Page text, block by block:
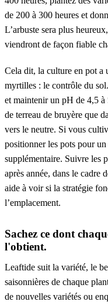
de 200 à 300 heures et
L’arbuste sera plus
viendront de façon fiable
Cela dit, la culture en pot a
myrtilles : le contrôle du
et maintenir un pH de 4,5 à
de terreau de bruyère que
vers le neutre. Si vous
positionner les pots pour
supplémentaire. Suivre les
après année, dans le cadre
aide à voir si la stratégie
l’emplacement.
Sachez ce dont
l'obtient.
Leaftide suit la variété, le
saisonnières de chaque
de nouvelles variétés ou